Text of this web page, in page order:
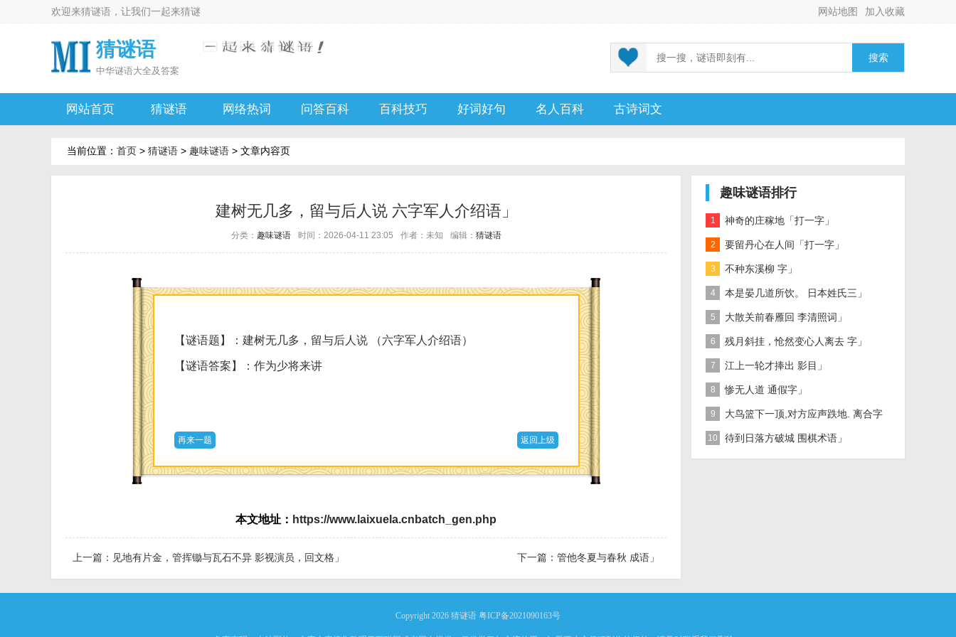
欢迎来猜谜语 ，让我们一起来猜谜 加入收藏
网站地图
猜谜语
中华谜语大全及答案
搜索
网站首页 猜谜语 网络热词 问答百科 百科技巧 好词好句 名人百科 古诗词文
当前位置： 首页 > 猜谜语 > 趣味谜语 > 文章内容页
建树无几多，留与后人说 六字军人介绍语」
分类： 趣味谜语 时间：2026-04-11 23:05 作者：未知 编辑： 猜谜语
【谜语题】：建树无几多，留与后人说 （六字军人介绍语）
【谜语答案】：作为少将来讲
再来一题 返回上级
本文地址： https://www.laixuela.cnbatch_gen.php
上一篇： 见地有片金，管挥锄与瓦石不异 影视演员，回文格」 下一篇： 管他冬夏与春秋 成语」
趣味谜语排行
1 神奇的庄稼地「打一字」
2 要留丹心在人间「打一字」
3 不种东溪柳 字」
4 本是晏几道所饮。 日本姓氏三」
5 大散关前春雁回 李清照词」
6 残月斜挂，怆然变心人离去 字」
7 江上一轮才捧出 影目」
8 惨无人道 通假字」
9 大鸟篮下一顶,对方应声跌地. 离合字
二」
10 待到日落方破城 围棋术语」
Copyright 2026 猜谜语 粤ICP备2021090163号